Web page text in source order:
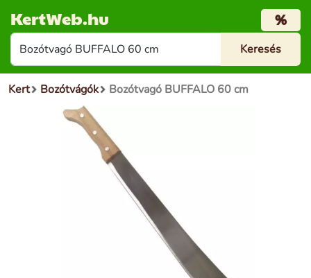
KertWeb.hu %
Kert Bozótvágók Bozótvagó BUFFALO 60 cm